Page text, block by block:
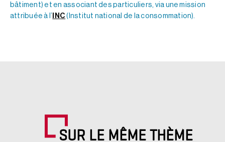
bâtiment) et en associant des particuliers, via une mission
attribuée à l’ INC (Institut national de la consommation).
SUR LE MÊME THÈME